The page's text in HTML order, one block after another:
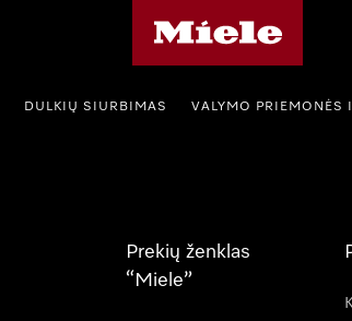
DULKIŲ SIURBIMAS VALYMO PRIEMONĖS
Prekių ženklas
“Miele”